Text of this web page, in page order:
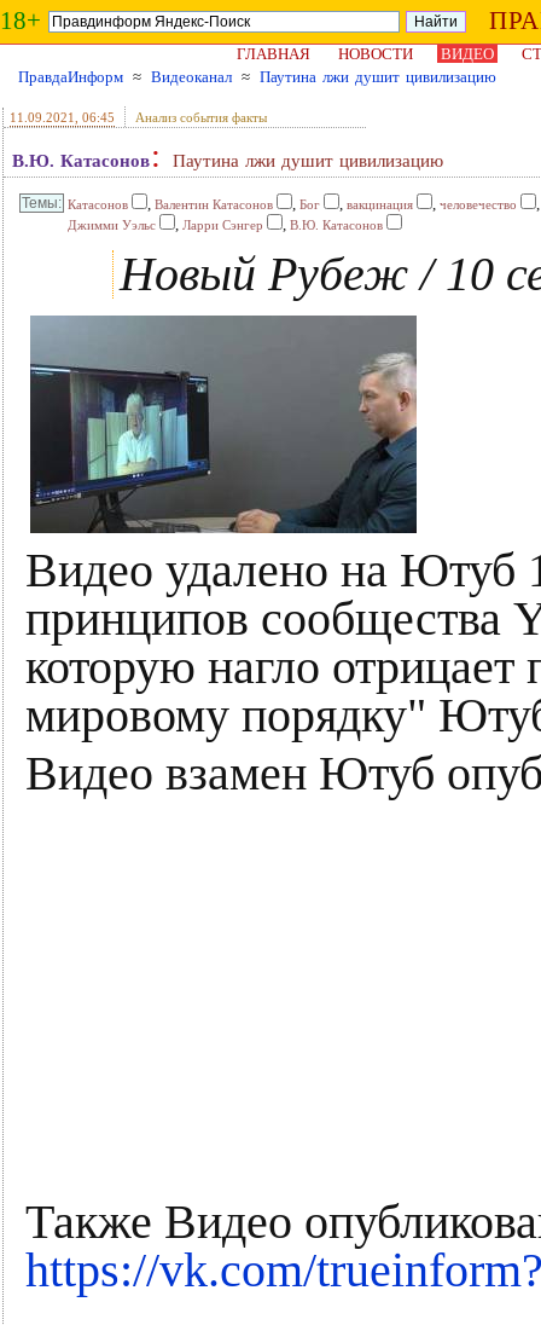
18+
ГЛАВНАЯ НОВОСТИ ВИДЕО
ПравдаИнформ ≈ Видеоканал ≈ Паутина лжи душит цивилизацию
11.09.2021 , 06:45 Анализ события факты
В.Ю. Катасонов: Паутина лжи душит цивилизацию
Катасонов , Валентин Катасонов , Бог , вакцинация , человечество
Джимми Уэльс , Ларри Сэнгер , В.Ю. Катасонов
Новый Рубеж / 10
Видео удалено на Ютуб
принципов сообщества
которую нагло
мировому порядку"
Видео взамен Ютуб
Также Видео
https://vk.com/